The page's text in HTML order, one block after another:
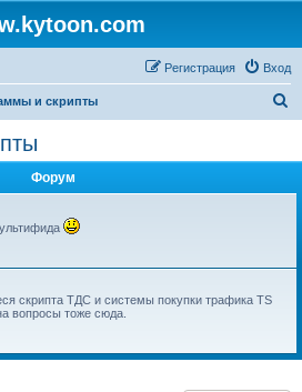
Вход
Регистрация
и скрипты
Форум
скрипта ТДС и системы покупки трафика TS
вопросы тоже сюда.